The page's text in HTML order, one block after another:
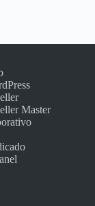
Master